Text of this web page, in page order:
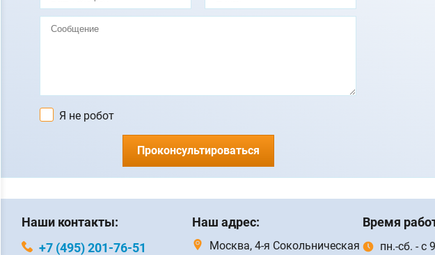
Я не робот
Проконсультироваться
Наши контакты:
+7 (495) 201-76-51
Наш адрес:
Москва, 4-я Сокольническая
Время
пн.-сб. - с